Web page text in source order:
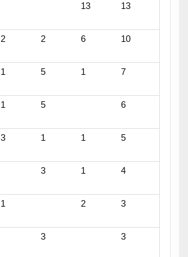
13 13
2 2 6 10
1 5 1 7
1 5 6
3 1 1 5
3 1 4
1 2 3
3 3